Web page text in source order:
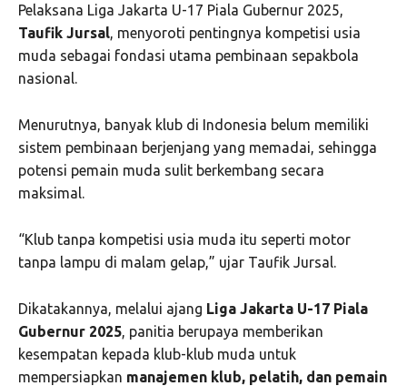
Pelaksana Liga Jakarta U-17 Piala Gubernur 2025,
Taufik Jursal , menyoroti pentingnya kompetisi usia
muda sebagai fondasi utama pembinaan sepakbola
nasional.
Menurutnya, banyak klub di Indonesia belum memiliki
sistem pembinaan berjenjang yang memadai, sehingga
potensi pemain muda sulit berkembang secara
maksimal.
“Klub tanpa kompetisi usia muda itu seperti motor
tanpa lampu di malam gelap,” ujar Taufik Jursal.
Dikatakannya, melalui ajang Liga Jakarta U-17 Piala
Gubernur 2025 , panitia berupaya memberikan
kesempatan kepada klub-klub muda untuk
mempersiapkan manajemen klub, pelatih, dan pemain